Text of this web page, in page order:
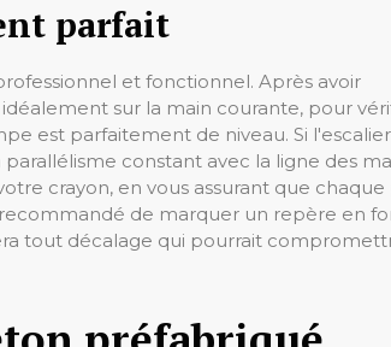
parfait
et fonctionnel. Après avoir
sur la main courante, pour
est parfaitement de niveau. Si l'escalier
constant avec la ligne des
crayon, en vous assurant que
de marquer un repère en
tout décalage qui pourrait